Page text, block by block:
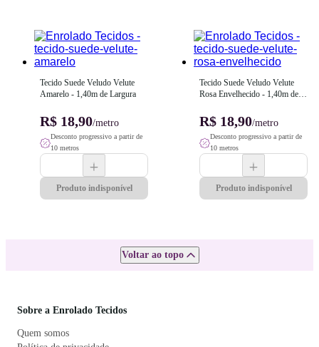
Tecido Suede Veludo Velute
Amarelo - 1,40m de Largura
R$ 18,90/metro
Desconto progressivo a partir de
10 metros
Produto indisponível
Tecido Suede Veludo Velute
Rosa Envelhecido - 1,40m de
R$ 18,90/metro
Desconto progressivo a partir de
10 metros
Produto indisponível
Voltar ao topo
Sobre a Enrolado Tecidos
Quem somos